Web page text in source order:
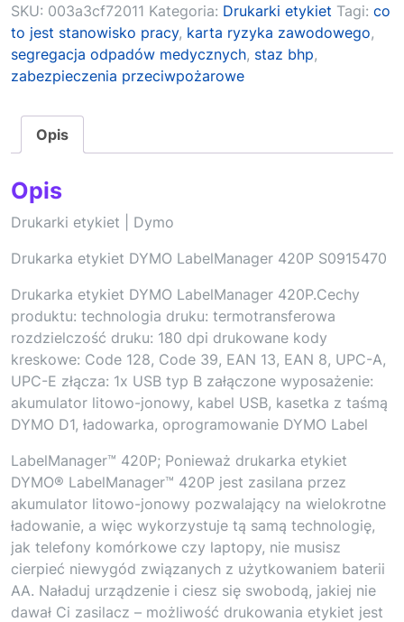
SKU: 003a3cf72011 Kategoria: Drukarki etykiet Tagi: co
to jest stanowisko pracy, karta ryzyka zawodowego,
segregacja odpadów medycznych, staz bhp,
zabezpieczenia przeciwpożarowe
Opis
Opis
Drukarki etykiet | Dymo
Drukarka etykiet DYMO LabelManager 420P S0915470
Drukarka etykiet DYMO LabelManager 420P.Cechy
produktu: technologia druku: termotransferowa
rozdzielczość druku: 180 dpi drukowane kody
kreskowe: Code 128, Code 39, EAN 13, EAN 8, UPC-A,
UPC-E złącza: 1x USB typ B załączone wyposażenie:
akumulator litowo-jonowy, kabel USB, kasetka z taśmą
DYMO D1, ładowarka, oprogramowanie DYMO Label
LabelManager™ 420P; Ponieważ drukarka etykiet
DYMO® LabelManager™ 420P jest zasilana przez
akumulator litowo-jonowy pozwalający na wielokrotne
ładowanie, a więc wykorzystuje tą samą technologię,
jak telefony komórkowe czy laptopy, nie musisz
cierpieć niewygód związanych z użytkowaniem baterii
AA. Naładuj urządzenie i ciesz się swobodą, jakiej nie
dawał Ci zasilacz – możliwość drukowania etykiet jest